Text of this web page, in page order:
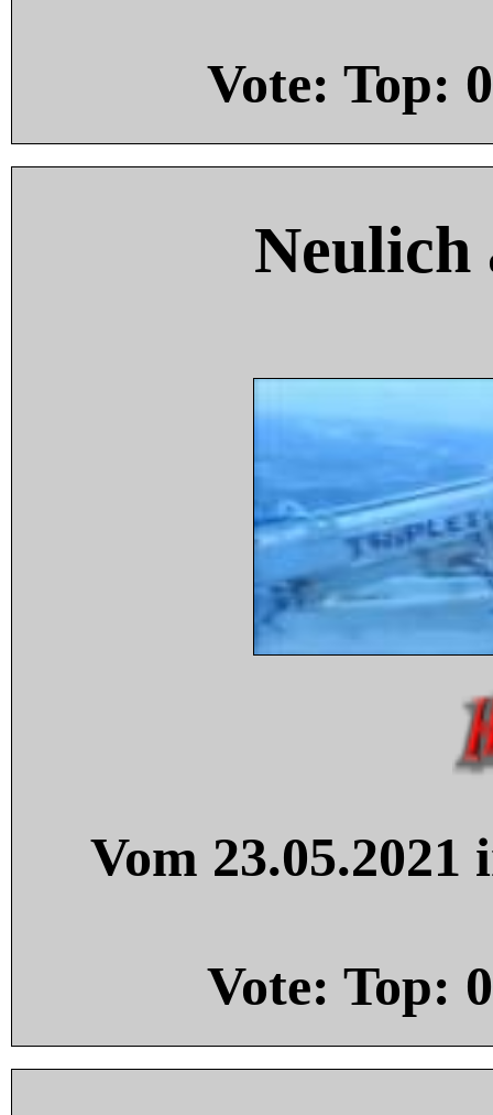
Vote: Top: 0
Neulich
Vom
Vote: Top: 0